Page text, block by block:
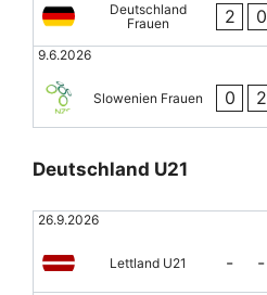
Deutschland
Frauen
2 0
9.6.2026
Slowenien Frauen 0 2
Deutschland U21
26.9.2026
Lettland U21 - -